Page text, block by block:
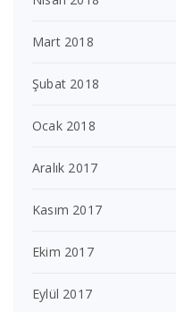
Mart 2018
Şubat 2018
Ocak 2018
Aralık 2017
Kasım 2017
Ekim 2017
Eylül 2017